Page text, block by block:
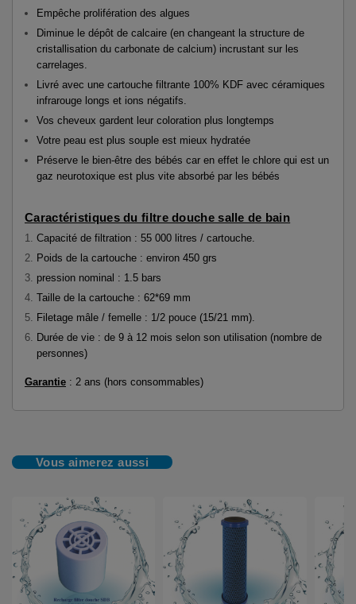
Empêche prolifération des algues
Diminue le dépôt de calcaire (en changeant la structure de
cristallisation du carbonate de calcium) incrustant sur les
carrelages.
Livré avec une cartouche filtrante 100% KDF avec céramiques
infrarouge longs et ions négatifs.
Vos cheveux gardent leur coloration plus longtemps
Votre peau est plus souple est mieux hydratée
Préserve le bien-être des bébés car en effet le chlore qui est un
gaz neurotoxique est plus vite absorbé par les bébés
Caractéristiques du filtre douche salle de bain
Capacité de filtration : 55 000 litres / cartouche.
Poids de la cartouche : environ 450 grs
pression nominal : 1.5 bars
Taille de la cartouche : 62*69 mm
Filetage mâle / femelle : 1/2 pouce (15/21 mm).
Durée de vie : de 9 à 12 mois selon son utilisation (nombre de
personnes)
Garantie : 2 ans (hors consommables)
Vous aimerez aussi